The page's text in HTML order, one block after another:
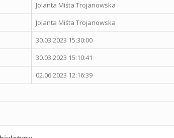
Jolanta Miśta Trojanowska
Jolanta Miśta Trojanowska
30.03.2023 15:30:00
30.03.2023 15:10:41
02.06.2023 12:16:39